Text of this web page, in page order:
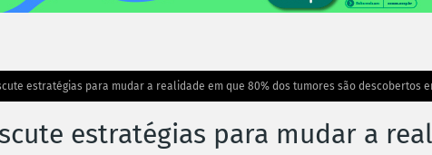
estratégias para mudar a realidade em que 80% dos tumores são descobertos
estratégias para mudar a